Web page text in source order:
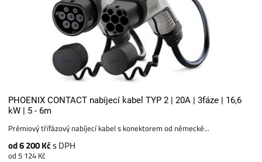
PHOENIX CONTACT nabíjecí kabel TYP 2 | 20A | 3fáze | 16,6
kW | 5 - 6m
Prémiový třífázový nabíjecí kabel s konektorem od německé...
od 6 200 Kčs DPH
od 5 124 Kč